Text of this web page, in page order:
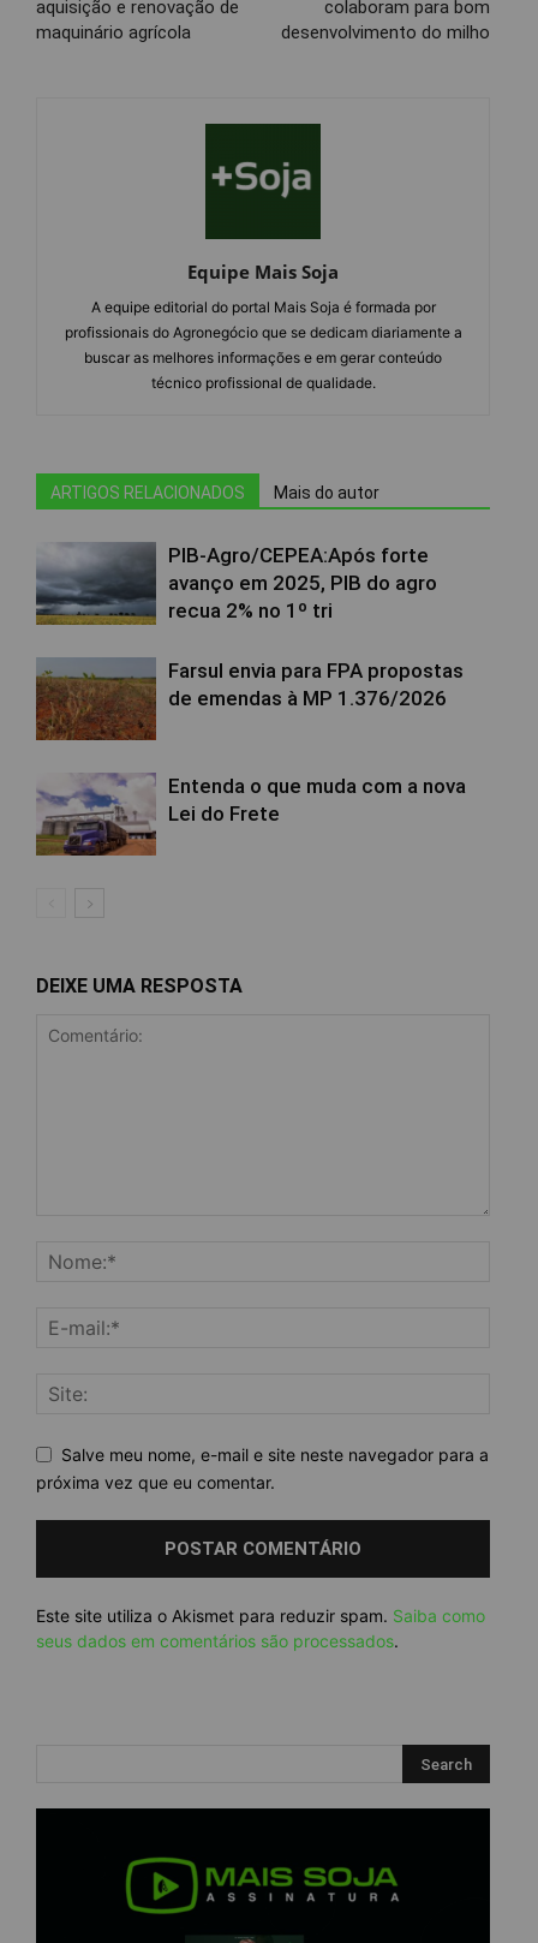
aquisição e renovação de
maquinário agrícola
colaboram para bom
desenvolvimento do milho
Equipe Mais Soja
A equipe editorial do portal Mais Soja é formada por
profissionais do Agronegócio que se dedicam diariamente a
buscar as melhores informações e em gerar conteúdo
técnico profissional de qualidade.
ARTIGOS RELACIONADOS Mais do autor
PIB-Agro/CEPEA:Após forte
avanço em 2025, PIB do agro
recua 2% no 1º tri
Farsul envia para FPA propostas
de emendas à MP 1.376/2026
Entenda o que muda com a nova
Lei do Frete
DEIXE UMA RESPOSTA
Salve meu nome, e-mail e site neste navegador para a
próxima vez que eu comentar.
Este site utiliza o Akismet para reduzir spam. Saiba como
seus dados em comentários são processados.